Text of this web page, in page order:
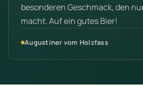
besonderen Geschmack, den
macht. Auf ein gutes Bier!
Augustiner vom Holzfass